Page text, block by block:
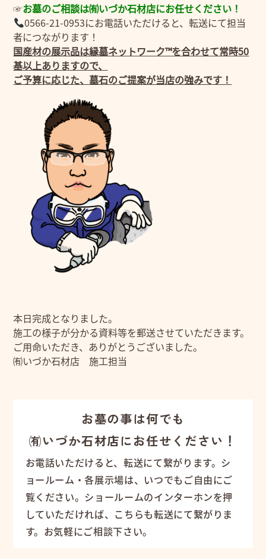
☞お墓のご相談は㈲いづか石材店にお任せください！
0566-21-0953にお電話いただけると、転送にて担当
者につながります！
国産材の展示品は縁墓ネットワーク™を合わせて常時50
基以上ありますので、
ご予算に応じた、墓石のご提案が当店の強みです！
本日完成となりました。
施工の様子が分かる資料等を郵送させていただきます。
ご用命いただき、ありがとうございました。
㈲いづか石材店 施工担当
お墓の事は何でも
㈲いづか石材店にお任せください！
お電話いただけると、転送にて繋がります。シ
ョールーム・各展示場は、いつでもご自由にご
覧ください。ショールームのインターホンを押
していただければ、こちらも転送にて繋がりま
す。お気軽にご相談下さい。